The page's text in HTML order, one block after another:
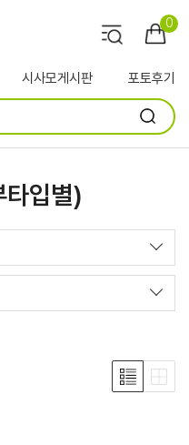
0
시사모게시판 포토후기
타입별)